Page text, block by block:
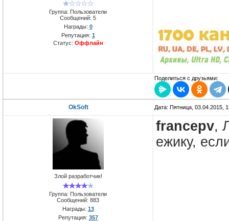
Группа: Пользователи
Сообщений: 5
Награды: 0
Репутация: 1
Статус: Оффлайн
Поделиться с друзьями:
OkSoft Дата: Пятница, 03.04.2015,
Злой разработчик!
Группа: Пользователи
Сообщений: 883
Награды: 13
Репутация: 357
francepv,
ежику,